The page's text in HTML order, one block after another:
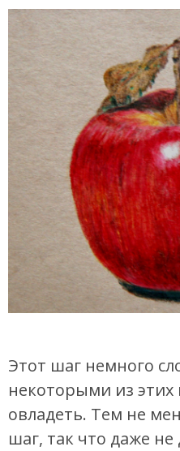
Этот шаг немного
некоторыми из
овладеть. Тем не
шаг, так что даже